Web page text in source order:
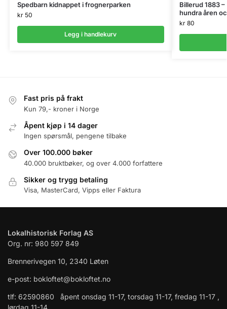
Spedbarn kidnappet i frognerparken
kr50
Legg i handlekurv
Billerud 1883
hundra åren
kr80
Fast pris på frakt
Kun 79,- kroner i Norge
Åpent kjøp i 14 dager
Ingen spørsmål, pengene tilbake
Over 100.000 bøker
40.000 bruktbøker, og over 4.000 forfattere
Sikker og trygg betaling
Visa, MasterCard, Vipps eller Faktura
Lokalhistorisk Forlag AS
Org. nr: 980 597 849
Brennerivegen 10, 2340 Løten
e-post: bokloftet@bokloftet.no
tlf: 62590860 åpent onsdag 11-17, torsdag 11-17, fredag 11-17 ,